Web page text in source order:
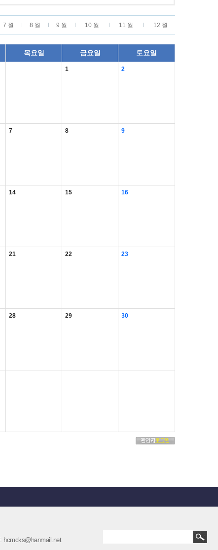
7 월 8 월 9 월 10 월 11 월 12 월
목요일 금요일 토요일
1 2
7 8 9
14 15 16
21 22 23
28 29 30
: hcmcks@hanmail.net